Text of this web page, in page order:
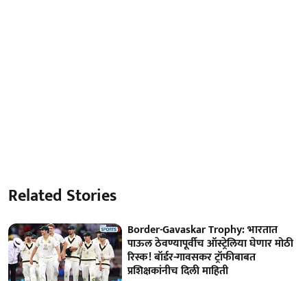
Related Stories
Border-Gavaskar Trophy: भारतात
पाऊल ठेवण्यापूर्वीच ऑस्ट्रेलिया घेणार मोठी
रिस्क! बॉर्डर-गावसकर ट्रॉफीबाबत
प्रशिक्षकांनीच दिली माहिती